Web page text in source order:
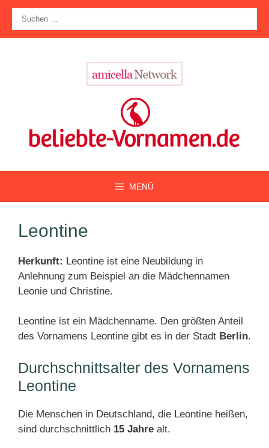
Zum
Inhalt
springen
nach:
MENÜ
Leontine
Herkunft: Leontine ist eine Neubildung in
Anlehnung zum Beispiel an die Mädchennamen
Leonie und Christine.
Leontine ist ein Mädchenname. Den größten Anteil
des Vornamens Leontine gibt es in der Stadt Berlin.
Durchschnittsalter des Vornamens
Leontine
Die Menschen in Deutschland, die Leontine heißen,
sind durchschnittlich 15 Jahre alt.